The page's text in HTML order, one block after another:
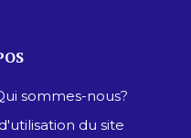
sommes-nous?
du site